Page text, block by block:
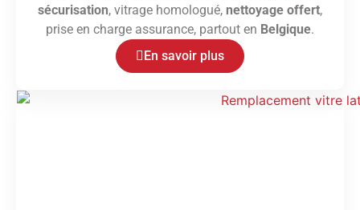
sécurisation, vitrage homologué, nettoyage offert,
prise en charge assurance, partout en Belgique.
En savoir plus